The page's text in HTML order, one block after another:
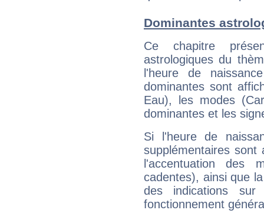
Dominantes
Ce chapitre
astrologiques du
l'heure de
dominantes sont
Eau), les modes
dominantes et les
Si l'heure de
supplémentaires sont
l'accentuation des
cadentes), ainsi que
des indications sur
fonctionnement